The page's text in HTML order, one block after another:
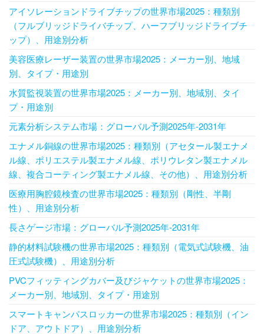
アイソレーションドライブチップの世界市場2025：種類別
（フルブリッジドライバチップ、ハーフブリッジドライブチ
ップ）、用途別分析
美容医療レーザー装置の世界市場2025：メーカー別、地域
別、タイプ・用途別
水質監視装置の世界市場2025：メーカー別、地域別、タイ
プ・用途別
元素分析システム市場：グローバル予測2025年-2031年
エナメル銅線の世界市場2025：種類別（アセタール製エナメ
ル線、ポリエステル製エナメル線、ポリウレタン製エナメル
線、複合コーティング製エナメル線、その他）、用途別分析
医療用胸腔鏡検査の世界市場2025：種類別（剛性、半剛
性）、用途別分析
長さゲージ市場：グローバル予測2025年-2031年
静的材料試験機の世界市場2025：種類別（電気式試験機、油
圧式試験機）、用途別分析
PVCフィッティングカバー及びジャケットの世界市場2025：
メーカー別、地域別、タイプ・用途別
スマートキャンパスロッカーの世界市場2025：種類別（イン
ドア、アウトドア）、用途別分析